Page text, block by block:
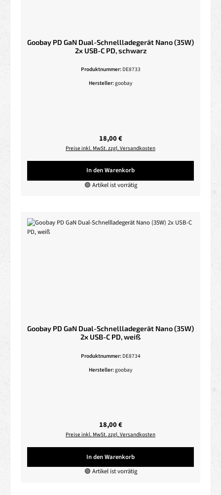
Goobay PD GaN Dual-Schnellladegerät Nano (35W)
2x USB-C PD, schwarz
Produktnummer: DE8733
Hersteller:goobay
Regulärer Preis:
18,00 €
Preise inkl. MwSt. zzgl. Versandkosten
In den Warenkorb
🟢 Artikel ist vorrätig
Goobay PD GaN Dual-Schnellladegerät Nano (35W)
2x USB-C PD, weiß
Produktnummer: DE8734
Hersteller:goobay
Regulärer Preis:
18,00 €
Preise inkl. MwSt. zzgl. Versandkosten
In den Warenkorb
🟢 Artikel ist vorrätig